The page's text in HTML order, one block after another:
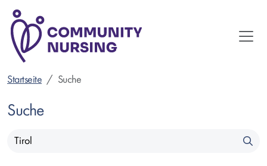
Direkt
zum
Inhalt
Startseite Suche
Suche
Suchbegriffe